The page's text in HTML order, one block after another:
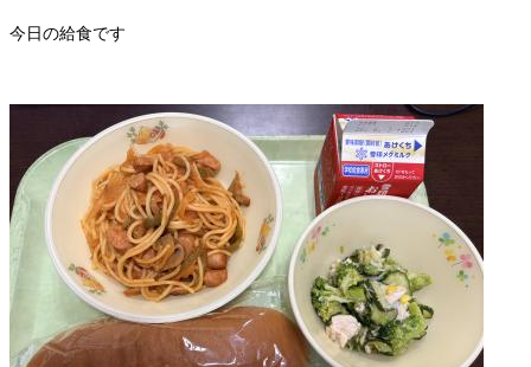
今日の給食です